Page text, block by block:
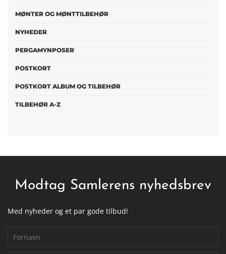
MØNTER OG MØNTTILBEHØR
NYHEDER
PERGAMYNPOSER
POSTKORT
POSTKORT ALBUM OG TILBEHØR
TILBEHØR A-Z
Modtag Samlerens nyhedsbrev
Med nyheder og et par gode tilbud!